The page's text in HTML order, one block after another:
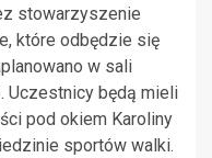
stowarzyszenie
które odbędzie się
w sali
Uczestnicy będą mieli
pod okiem Karoliny
sportów walki.